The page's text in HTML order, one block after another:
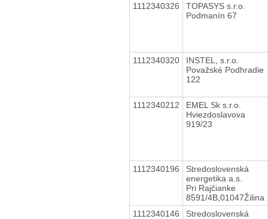
1112340326
TOPASYS s.r.o.
Podmanín 67
1112340320
INSTEL, s.r.o.
Považské Podhradie
122
1112340212
EMEL Sk s.r.o.
Hviezdoslavova
919/23
1112340196
Stredoslovenská
energetika a.s.
Pri Rajčianke
8591/4B,01047Žilina
1112340146
Stredoslovenská